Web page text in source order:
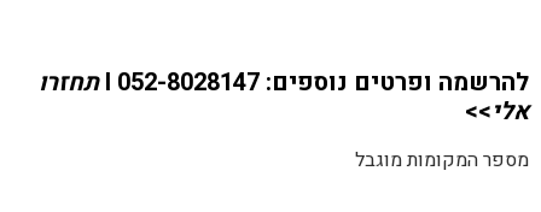
להרשמה ופרטים נוספים: 052-8028147 I תחזרו
אלי>>
מספר המקומות מוגבל